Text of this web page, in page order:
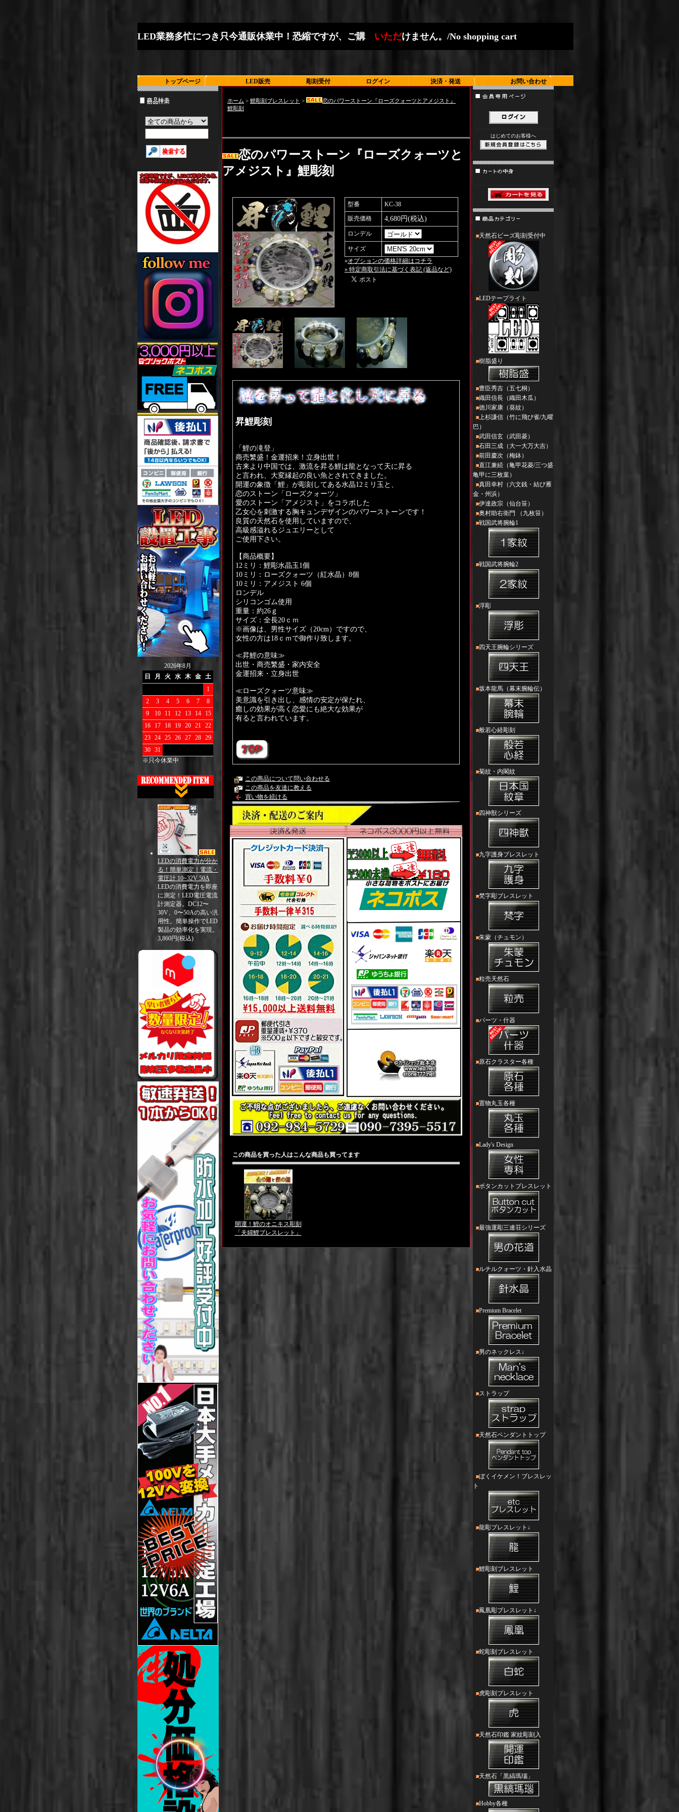
LED業務多忙につき 只今通販休業中 ！ 恐縮ですが、 ご購入 いただけません。 /No shopping cart
トップページ LED販売 彫刻受付 ログイン 決済・発送 お問い合わせ
2026年8月
日
月 火 水 木 金 土
1
2
3 4 5 6 7
8
9
10 11 12 13 14
15
16
17 18 19 20 21
22
23 24 25 26 27 28 29
30 31
※只今休業中
LEDの消費電力が分か
る！簡単測定！電流・
電圧計 10~32V 50A
LEDの消費電力を即座
に測定！LED電圧電流
計測定器。DC12〜
30V、0〜50Aの高い汎
用性。簡単操作でLED
製品の効率化を実現。
3,860円(税込)
ホーム > 鯉彫刻ブレスレット >
恋のパワーストーン『ローズクォーツとアメジスト』
鯉彫刻
恋のパワーストーン『ローズクォーツと
アメジスト』鯉彫刻
型番
KC-38
販売価格
4,680円(税込)
ロンデル
サイズ
»オプションの価格詳細はコチラ
» 特定商取引法に基づく表記 (返品など)
昇鯉彫刻
「鯉の滝登」
商売繁盛！金運招来！立身出世！
古来より中国では、激流を昇る鯉は龍となって天に昇る
と言われ、大変縁起の良い魚とされてきました。
開運の象徴「鯉」が彫刻してある水晶12ミリ玉と、
恋のストーン「ローズクォーツ」
愛のストーン「アメジスト」をコラボした
乙女心を刺激する胸キュンデザインのパワーストーンです！
良質の天然石を使用していますので、
高級感溢れるジュエリーとして
ご使用下さい。
【商品概要】
12ミリ：鯉彫水晶玉1個
10ミリ：ローズクォーツ（紅水晶）8個
10ミリ：アメジスト 6個
ロンデル
シリコンゴム使用
重量：約26ｇ
サイズ：全長20ｃｍ
※画像は、男性サイズ（20cm）ですので、
女性の方は18ｃｍで御作り致します。
≪昇鯉の意味≫
出世・商売繁盛・家内安全
金運招来・立身出世
≪ローズクォーツ意味≫
美意識を引き出し、感情の安定が保たれ、
癒しの効果が高く恋愛にも絶大な効果が
有ると言われています。
この商品について問い合わせる
この商品を友達に教える
買い物を続ける
この商品を買った人はこんな商品も買ってます
開運！鯉のオニキス彫刻
「夫婦鯉ブレスレット」
はじめてのお客様へ
天然石ビーズ彫刻受付中
LEDテープライト
樹脂盛り
豊臣秀吉（五七桐）
織田信長（織田木瓜）
徳川家康（葵紋）
上杉謙信（竹に飛び雀/九曜
巴）
武田信玄（武田菱）
石田三成（大一大万大吉）
前田慶次（梅鉢）
直江兼続（亀甲花菱/三つ盛
亀甲に三枚葉）
真田幸村（六文銭・結び雁
金・州浜）
伊達政宗（仙台笹）
奥村助右衛門 （九枚笹）
戦国武将腕輪1
戦国武将腕輪2
浮彫
四天王腕輪シリーズ
坂本龍馬（幕末腕輪伝）
般若心経彫刻
菊紋・内閣紋
四神獣シリーズ
九字護身ブレスレット
梵字彫ブレスレット
朱蒙（チュモン）
粒売天然石
パーツ・什器
原石クラスター各種
置物丸玉各種
Lady's Design
ボタンカットブレスレット
最強運彫三連荘シリーズ
ルチルクォーツ・針入水晶
Premium Bracelet
男のネックレス↓
ストラップ
天然石ペンダントトップ
ぼくイケメン！ブレスレッ
ト
龍彫ブレスレット↓
鯉彫刻ブレスレット
鳳凰彫ブレスレット↓
蛇彫刻ブレスレット
虎彫刻ブレスレット
天然石印鑑 家紋彫刻入
天然石「黒縞瑪瑙」
Hobby各種